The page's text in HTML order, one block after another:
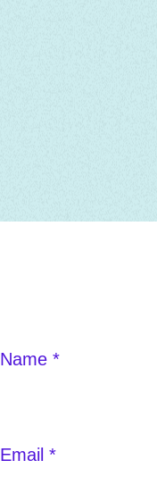
Name *
Email *